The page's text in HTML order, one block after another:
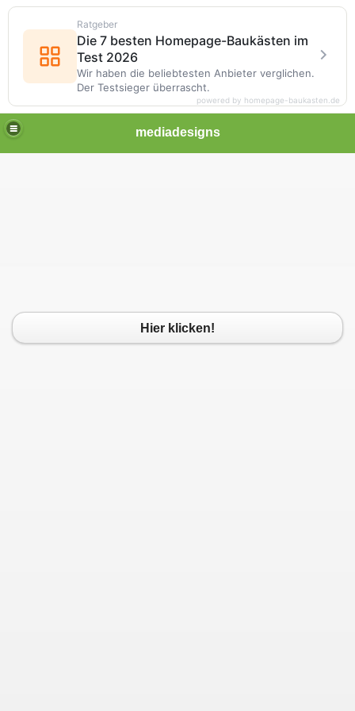
mediadesigns
Hier klicken!
Ratgeber
Die 7 besten Homepage-Baukästen im
Test 2026
Wir haben die beliebtesten Anbieter verglichen.
Der Testsieger überrascht.
powered by homepage-baukasten.de